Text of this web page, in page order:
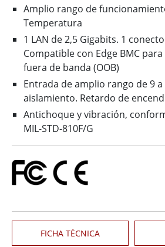
Amplio rango de
Temperatura
1 LAN de 2,5 Gigabits. 1
Compatible con Edge BMC
fuera de banda (OOB)
Entrada de amplio rango de 9 a
aislamiento. Retardo de
Antichoque y vibración,
MIL-STD-810F/G
FICHA TÉCNICA